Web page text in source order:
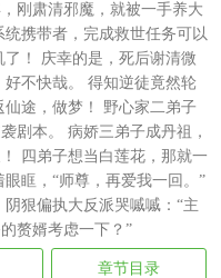
刚肃清邪魔，就被一手养大
携带者，完成救世任务可以
！ 庆幸的是，死后谢清微
不快哉。 得知逆徒竟然轮
途，做梦！ 野心家二弟子
剧本。 病娇三弟子成丹祖，
四弟子想当白莲花，那就一
眶，“师尊，再爱我一回。”
狠偏执大反派哭嘁嘁：“主
赘婿考虑一下？”
章节目录